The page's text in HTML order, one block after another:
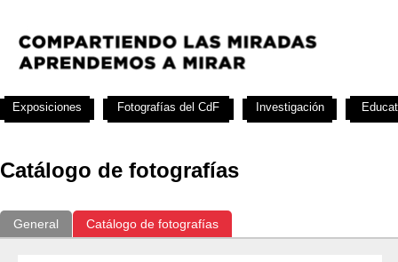
Catálogo de fotografías
General Catálogo de fotografías
Exposiciones Fotografías del CdF Investigación